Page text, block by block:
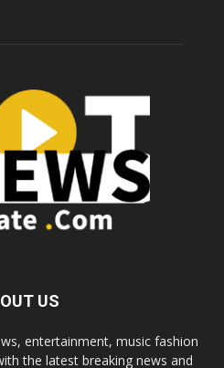
US
entertainment, music fashion
the latest breaking news and